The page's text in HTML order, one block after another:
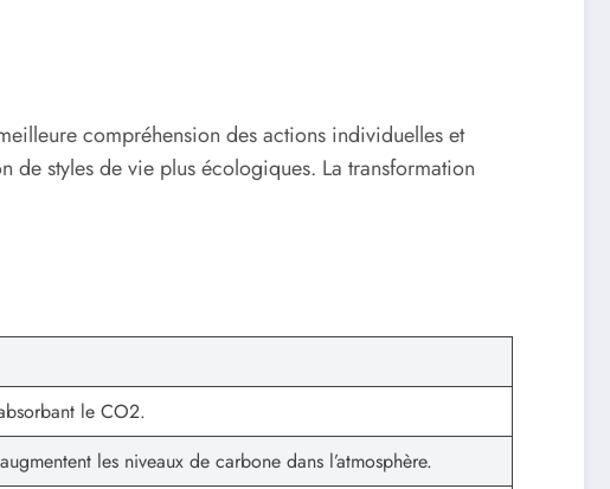
compréhension des actions individuelles et
de styles de vie plus écologiques. La transformation
le CO2.
les niveaux de carbone dans l’atmosphère.